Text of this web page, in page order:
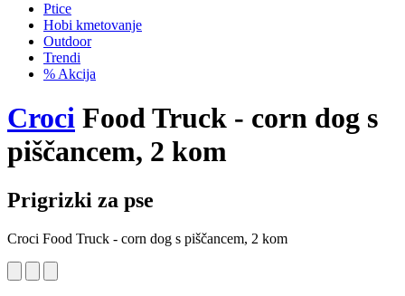
Ptice
Hobi kmetovanje
Outdoor
Trendi
% Akcija
Croci Food Truck - corn dog s
piščancem, 2 kom
Prigrizki za pse
Croci Food Truck - corn dog s piščancem, 2 kom